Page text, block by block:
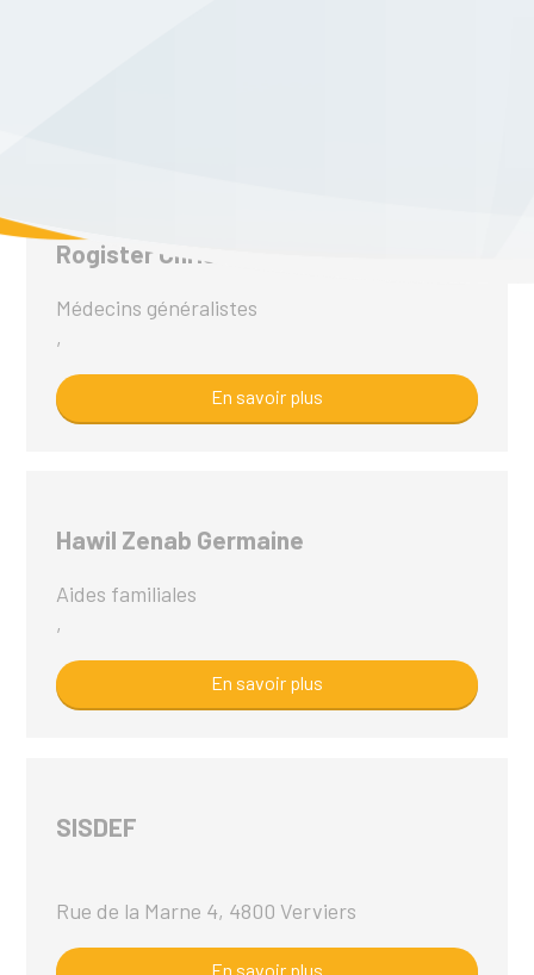
Rogister Christelle
Médecins généralistes
,
En savoir plus
Hawil Zenab Germaine
Aides familiales
,
En savoir plus
SISDEF
Rue de la Marne 4, 4800 Verviers
En savoir plus